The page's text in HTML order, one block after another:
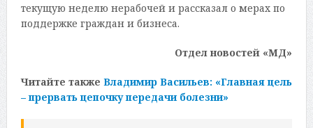
текущую неделю нерабочей и рассказал о мерах по
поддержке граждан и бизнеса.
Отдел новостей «МД»
Читайте также Владимир Васильев: «Главная цель
– прервать цепочку передачи болезни»